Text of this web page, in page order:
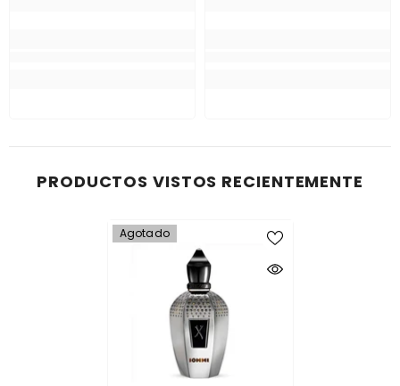
PRODUCTOS VISTOS RECIENTEMENTE
Agotado